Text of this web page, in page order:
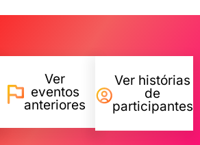
Ver
eventos
anteriores
Ver histórias
de
participantes